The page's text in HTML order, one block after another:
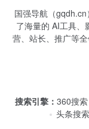
国强导航（
了海量的 AI工具、
营、站长、推广等
搜索引擎： 360搜索
头条搜索